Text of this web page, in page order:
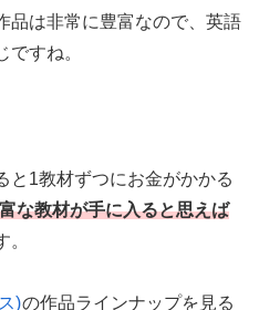
品は非常に豊富なので、英語
すね。
と1教材ずつにお金がかかる
な教材が手に入ると思えば
。
)の作品ラインナップを見る